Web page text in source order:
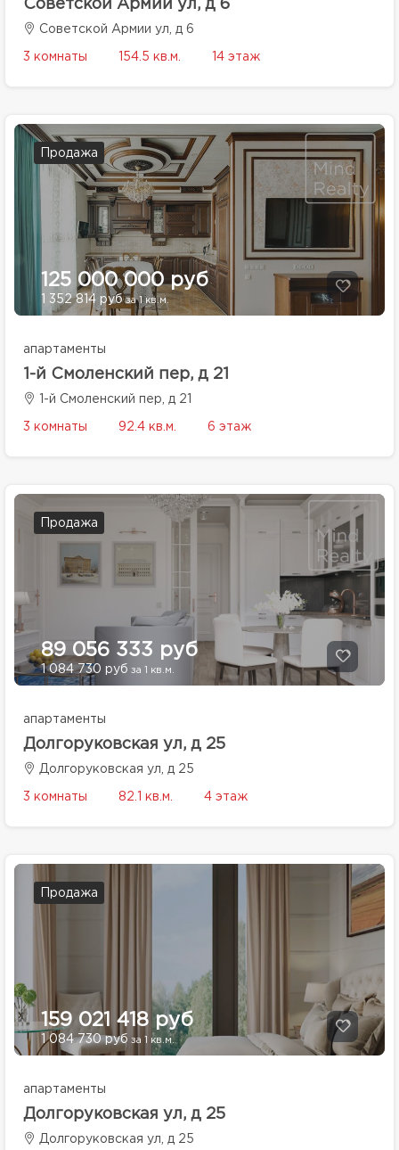
Советской Армии ул, д 6
Советской Армии ул, д 6
3 комнаты 154.5 кв.м. 14 этаж
Продажа
125 000 000 руб
1 352 814 рубза 1 кв.м.
апартаменты
1-й Смоленский пер, д 21
1-й Смоленский пер, д 21
3 комнаты 92.4 кв.м. 6 этаж
Продажа
89 056 333 руб
1 084 730 руб за 1 кв.м.
апартаменты
Долгоруковская ул, д 25
Долгоруковская ул, д 25
3 комнаты 82.1 кв.м. 4 этаж
Продажа
159 021 418 руб
1 084 730 руб за 1 кв.м.
апартаменты
Долгоруковская ул, д 25
Долгоруковская ул, д 25